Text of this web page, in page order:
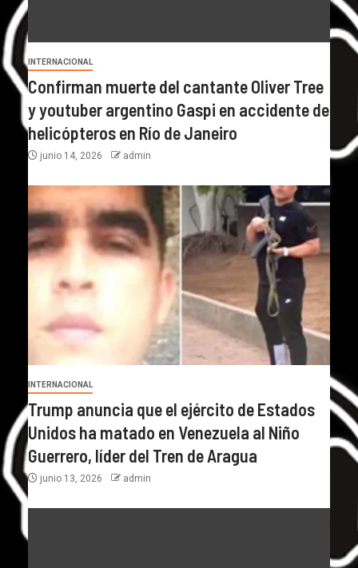
INTERNACIONAL
Confirman muerte del cantante Oliver Tree
y youtuber argentino Gaspi en accidente de
helicópteros en Río de Janeiro
junio 14, 2026 admin
INTERNACIONAL
Trump anuncia que el ejército de Estados
Unidos ha matado en Venezuela al Niño
Guerrero, líder del Tren de Aragua
junio 13, 2026 admin